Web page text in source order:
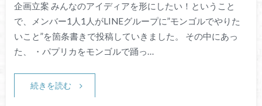
企画立案 みんなのアイディアを形にしたい！ということ
で、メンバー1人1人がLINEグループに”モンゴルでやりた
いこと”を箇条書きで投稿していきました。 その中にあっ
た、 ・パプリカをモンゴルで踊っ…
続きを読む